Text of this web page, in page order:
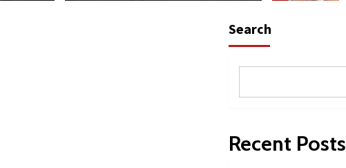
5
1
Search
Recent Posts